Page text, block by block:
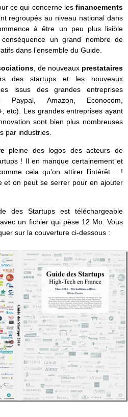
ce qui concerne les financements
regroupés au niveau national dans
à être un peu plus lisible
conséquence un grand nombre de
dans l’ensemble du Guide.
, de nouveaux prestataires
des startups et les nouveaux
issus des grandes entreprises
Amazon, Econocom,
etc). Les grandes entreprises ayant
sont bien plus nombreuses
par industries.
pleine des logos des acteurs de
! Il en manque certainement et
cela qu’on attirer l’intérêt… !
et on peut se serrer pour en ajouter
des Startups est téléchargeable
un fichier qui pèse 12 Mo. Vous
sur la couverture ci-dessous :